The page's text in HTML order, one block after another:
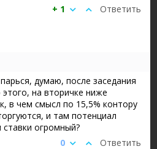
Ответить
+ 1
думаю, после заседания
на вторичке ниже
в чем смысл по 15,5% контору
и там потенциал
огромный?
Ответить
0